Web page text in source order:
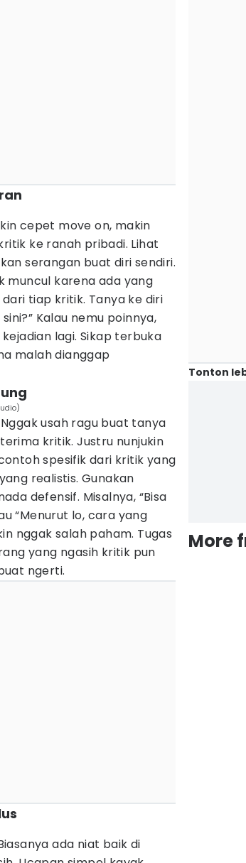
cepet move on, makin
ke ranah pribadi. Lihat
serangan buat diri sendiri.
muncul karena ada yang
tiap kritik. Tanya ke diri
Kalau nemu poinnya,
lagi. Sikap terbuka
malah dianggap
usah ragu buat tanya
kritik. Justru nunjukin
spesifik dari kritik yang
realistis. Gunakan
defensif. Misalnya, “Bisa
“Menurut lo, cara yang
nggak salah paham. Tugas
yang ngasih kritik pun
ngerti.
ada niat baik di
Tonton
More